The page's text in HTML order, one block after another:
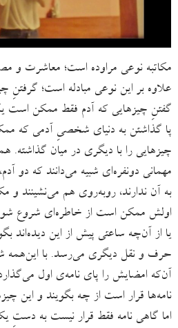
مکاتبه نوعی مراوده است؛ معاشرت و
علاوه بر این نوعی مبادله است؛
گفتنِ چیزهایی‌ که آدم فقط ممکن است
پا گذاشتن به دنیای شخصیِ آدمی‌ که
چیزهایی را با دیگری در میان گذاشته.
مهمانی دونفره‌ای شبیه می‌دانند که دو
به آن ندارند، روبه‌روی هم می‌نشینند و
اولش ممکن است از خاطره‌ای شروع
یا از آن‌چه ساعتی پیش از این دیده‌اند
حرف و نقل دیگری می‌رسد. با این‌همه
آن‌که امضایش را پای نامه‌ی اول
نامه‌ها قرار است از چه بگویند و این‌
اما گاهی نامه فقط قرار نیست به دستِ